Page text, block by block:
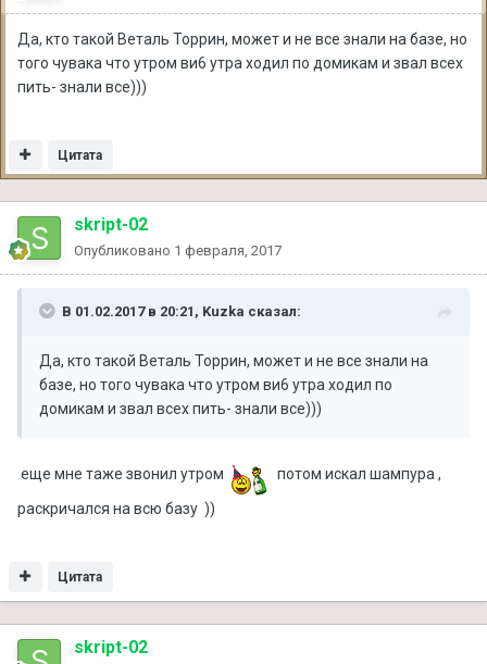
Да, кто такой Веталь Торрин, может и не все знали на базе, но
того чувака что утром ви6 утра ходил по домикам и звал всех
пить- знали все)))
Цитата
skript-02
Опубликовано 1 февраля, 2017
В 01.02.2017 в 20:21, Kuzka сказал:
Да, кто такой Веталь Торрин, может и не все знали на
базе, но того чувака что утром ви6 утра ходил по
домикам и звал всех пить- знали все)))
еще мне таже звонил утром потом искал шампура ,
раскричался на всю базу ))
Цитата
skript-02